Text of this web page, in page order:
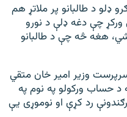
ډلو د طالبانو پر ملاتړ هم
ورکړ چې دغه ډلې د نورو
هغه څه چې د طالبانو
وزیر امیر خان متقي
۱۹مه ملت ته د حساب ورکولو په نوم په
رد کړې او نوموړی یې